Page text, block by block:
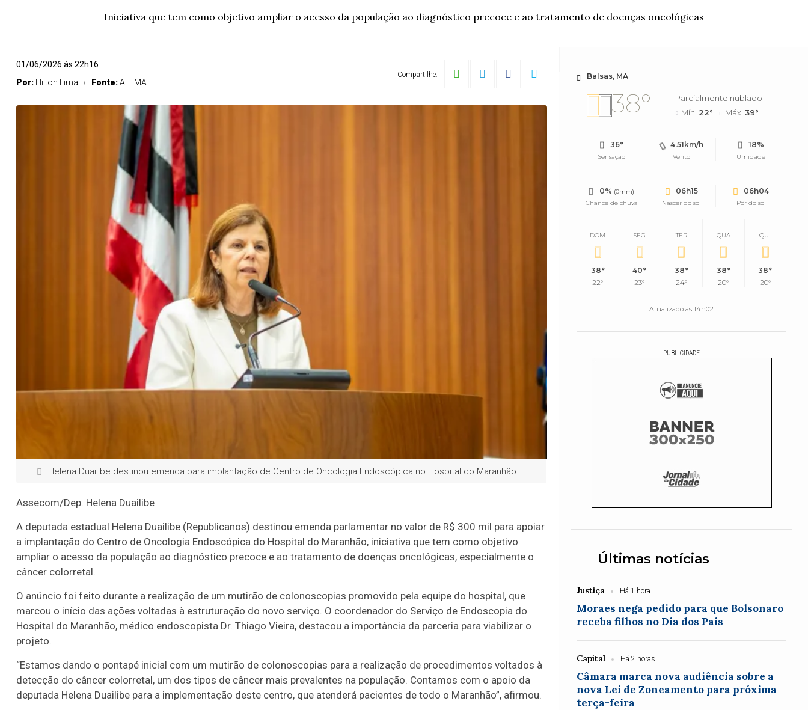
Iniciativa que tem como objetivo ampliar o acesso da população ao diagnóstico precoce e ao tratamento de doenças oncológicas
01/06/2026 às 22h16
Por: Hilton Lima Fonte:ALEMA
Compartilhe:
Helena Duailibe destinou emenda para implantação de Centro de Oncologia Endoscópica no Hospital do Maranhão
Assecom/Dep. Helena Duailibe
A deputada estadual Helena Duailibe (Republicanos) destinou emenda parlamentar no valor de R$ 300 mil para apoiar
a implantação do Centro de Oncologia Endoscópica do Hospital do Maranhão, iniciativa que tem como objetivo
ampliar o acesso da população ao diagnóstico precoce e ao tratamento de doenças oncológicas, especialmente o
câncer colorretal.
O anúncio foi feito durante a realização de um mutirão de colonoscopias promovido pela equipe do hospital, que
marcou o início das ações voltadas à estruturação do novo serviço. O coordenador do Serviço de Endoscopia do
Hospital do Maranhão, médico endoscopista Dr. Thiago Vieira, destacou a importância da parceria para viabilizar o
projeto.
“Estamos dando o pontapé inicial com um mutirão de colonoscopias para a realização de procedimentos voltados à
detecção do câncer colorretal, um dos tipos de câncer mais prevalentes na população. Contamos com o apoio da
deputada Helena Duailibe para a implementação deste centro, que atenderá pacientes de todo o Maranhão”, afirmou.
Balsas, MA
38°
Parcialmente nublado
Mín. 22° Máx.39°
36°
Sensação
4.51km/h
Vento
18%
Umidade
0% (0mm)
Chance de chuva
06h15
Nascer do sol
06h04
Pôr do sol
DOM
38°
22°
SEG
40°
23°
TER
38°
24°
QUA
38°
20°
QUI
38°
20°
Atualizado às 14h02
PUBLICIDADE
Últimas notícias
Justiça Há 1 hora
Moraes nega pedido para que Bolsonaro
receba filhos no Dia dos Pais
Capital Há 2 horas
Câmara marca nova audiência sobre a
nova Lei de Zoneamento para próxima
terça-feira